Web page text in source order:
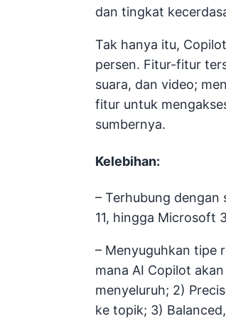
dan tingkat
Tak hanya itu,
persen. Fitur-fitur
suara, dan video;
fitur untuk
sumbernya.
Kelebihan:
– Terhubung dengan
11, hingga Microsoft
– Menyuguhkan tipe
mana AI Copilot
menyeluruh; 2)
ke topik; 3)